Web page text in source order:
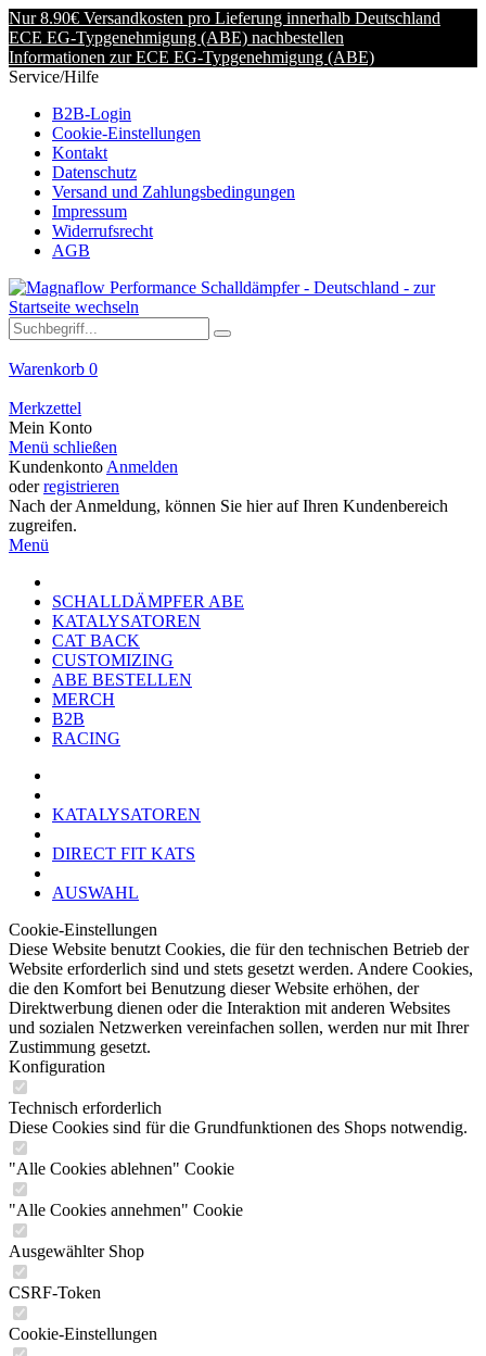
Nur 8.90€ Versandkosten pro Lieferung innerhalb Deutschland
ECE EG-Typgenehmigung (ABE) nachbestellen
Informationen zur ECE EG-Typgenehmigung (ABE)
Service/Hilfe
B2B-Login
Cookie-Einstellungen
Kontakt
Datenschutz
Versand und Zahlungsbedingungen
Impressum
Widerrufsrecht
AGB
Warenkorb 0
Merkzettel
Mein Konto
Menü schließen
Kundenkonto Anmelden
oderregistrieren
Nach der Anmeldung, können Sie hier auf Ihren Kundenbereich
zugreifen.
Menü
SCHALLDÄMPFER ABE
KATALYSATOREN
CAT BACK
CUSTOMIZING
ABE BESTELLEN
MERCH
B2B
RACING
KATALYSATOREN
DIRECT FIT KATS
AUSWAHL
Cookie-Einstellungen
Diese Website benutzt Cookies, die für den technischen Betrieb der
Website erforderlich sind und stets gesetzt werden. Andere Cookies,
die den Komfort bei Benutzung dieser Website erhöhen, der
Direktwerbung dienen oder die Interaktion mit anderen Websites
und sozialen Netzwerken vereinfachen sollen, werden nur mit Ihrer
Zustimmung gesetzt.
Konfiguration
Technisch erforderlich
Diese Cookies sind für die Grundfunktionen des Shops notwendig.
"Alle Cookies ablehnen" Cookie
"Alle Cookies annehmen" Cookie
Ausgewählter Shop
CSRF-Token
Cookie-Einstellungen